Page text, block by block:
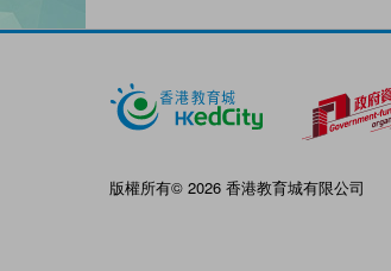
版權所有© 2026 香港教育城有限公司